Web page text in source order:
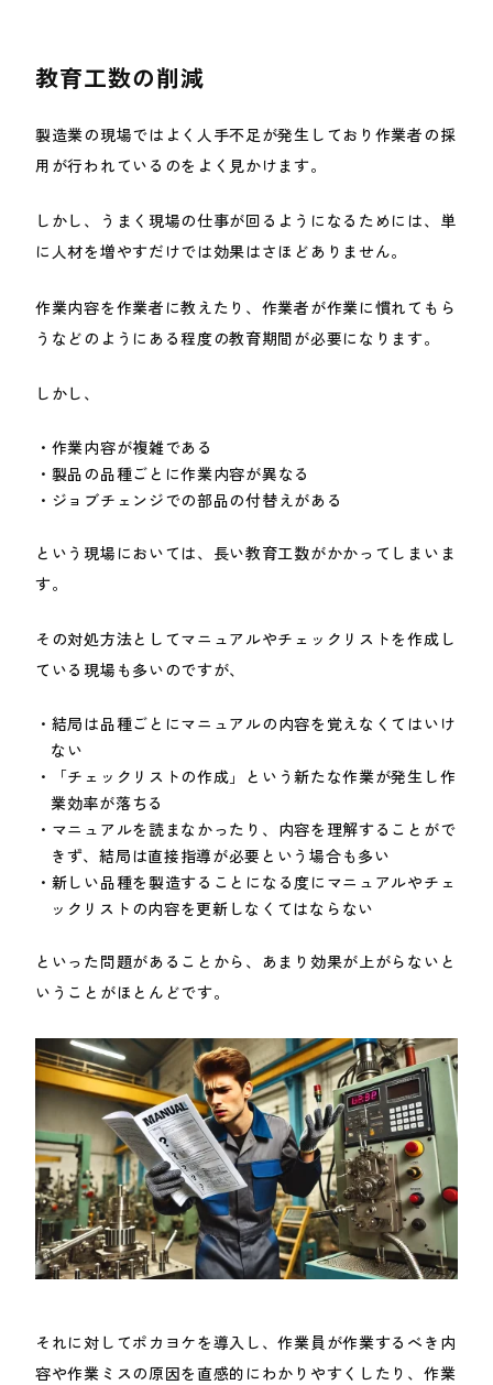
教育工数の削減
製造業の現場ではよく人手不足が発生しており作業者の採
用が行われているのをよく見かけます。
しかし、うまく現場の仕事が回るようになるためには、単
に人材を増やすだけでは効果はさほどありません。
作業内容を作業者に教えたり、作業者が作業に慣れてもら
うなどのようにある程度の教育期間が必要になります。
しかし、
作業内容が複雑である
製品の品種ごとに作業内容が異なる
ジョブチェンジでの部品の付替えがある
という現場においては、長い教育工数がかかってしまいま
す。
その対処方法としてマニュアルやチェックリストを作成し
ている現場も多いのですが、
結局は品種ごとにマニュアルの内容を覚えなくてはいけ
ない
「チェックリストの作成」という新たな作業が発生し作
業効率が落ちる
マニュアルを読まなかったり、内容を理解することがで
きず、結局は直接指導が必要という場合も多い
新しい品種を製造することになる度にマニュアルやチェ
ックリストの内容を更新しなくてはならない
といった問題があることから、あまり効果が上がらないと
いうことがほとんどです。
それに対してポカヨケを導入し、作業員が作業するべき内
容や作業ミスの原因を直感的にわかりやすくしたり、作業